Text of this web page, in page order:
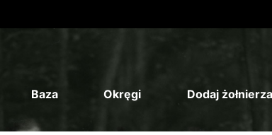
Baza Okręgi Dodaj żołnierza